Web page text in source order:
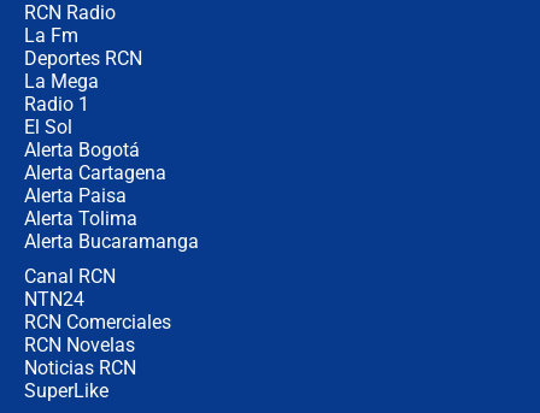
RCN Radio
La Fm
Deportes RCN
La Mega
Radio 1
El Sol
Alerta Bogotá
Alerta Cartagena
Alerta Paisa
Alerta Tolima
Alerta Bucaramanga
Canal RCN
NTN24
RCN Comerciales
RCN Novelas
Noticias RCN
SuperLike